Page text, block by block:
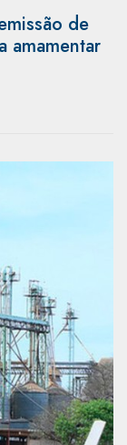
de
amamentar